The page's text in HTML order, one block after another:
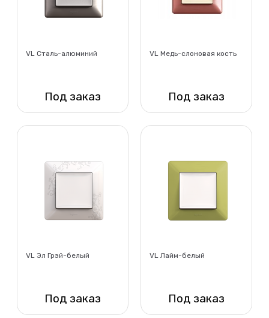
VL Сталь-алюминий
Под заказ
Нет в наличии
VL Медь-слоновая кость
Под заказ
Нет в наличии
VL Эл Грэй-белый
Под заказ
VL Лайм-белый
Под заказ